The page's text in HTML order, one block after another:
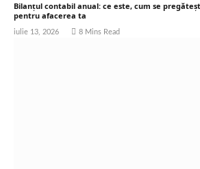
Bilanțul contabil anual: ce este, cum se
pentru afacerea ta
iulie 13, 2026 8 Mins Read